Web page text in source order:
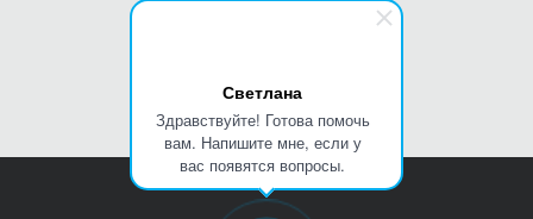
Светлана
Здравствуйте! Готова помочь
вам. Напишите мне, если у
вас появятся вопросы.